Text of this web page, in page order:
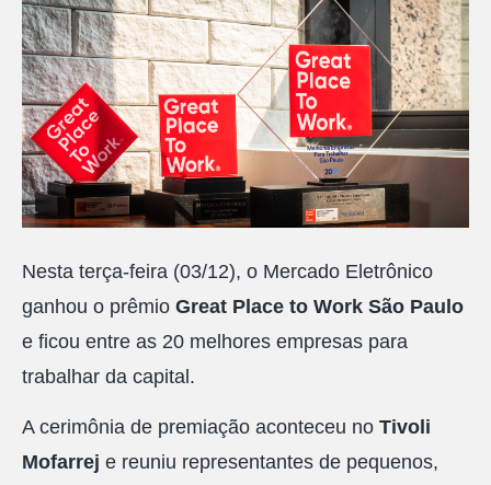
Nesta terça-feira (03/12), o Mercado Eletrônico
ganhou o prêmio Great Place to Work São Paulo
e ficou entre as 20 melhores empresas para
trabalhar da capital.
A cerimônia de premiação aconteceu no Tivoli
Mofarrej e reuniu representantes de pequenos,